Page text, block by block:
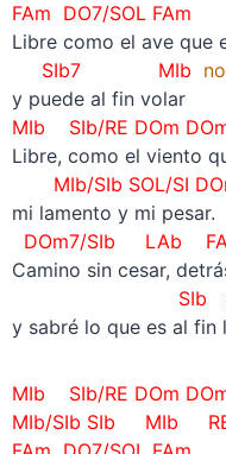
FAm DO7/SOL
Libre como el ave que
SIb7 MIb
y puede al fin volar
MIb SIb/RE DOm
Libre, como el viento
MIb/SIb SOL/SI
mi lamento y mi pesar.
DOm7/SIb LAb
Camino sin cesar,
SIb SIb7
y sabré lo que es al fin
MIb SIb/RE DOm
MIb/SIb SIb MIb